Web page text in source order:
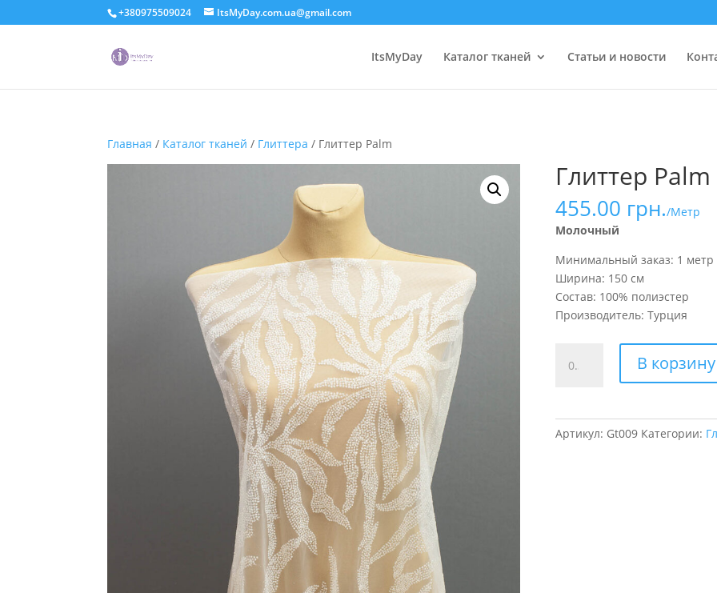
+380975509024 ItsMyDay.com.ua@gmail.com
ItsMyDay Каталог тканей Статьи и новости
Главная / Каталог тканей / Глиттера / Глиттер Palm
Глиттер Palm
455.00 грн./Метр
Молочный
Минимальный заказ: 1 метр
Ширина: 150 см
Состав: 100% полиэстер
Производитель: Турция
товара
В корзину
Артикул: Gt009 Категории: